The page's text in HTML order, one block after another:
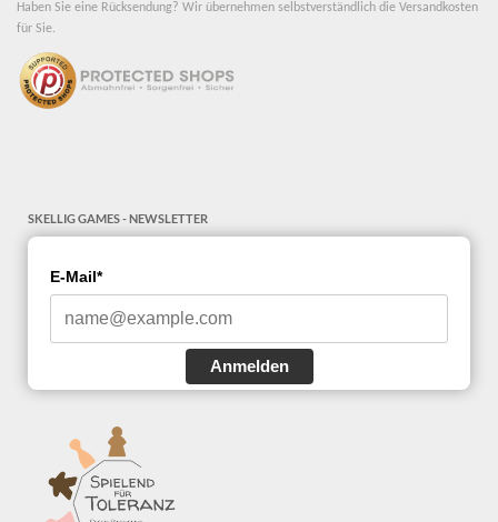
Haben Sie eine Rücksendung? Wir übernehmen selbstverständlich die Versandkosten
für Sie.
SKELLIG GAMES - NEWSLETTER
E-Mail*
Anmelden